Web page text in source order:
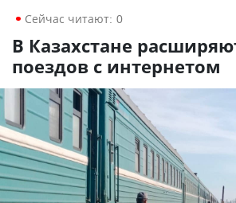
Сейчас читают: 0
В Казахстане
поездов с интернетом